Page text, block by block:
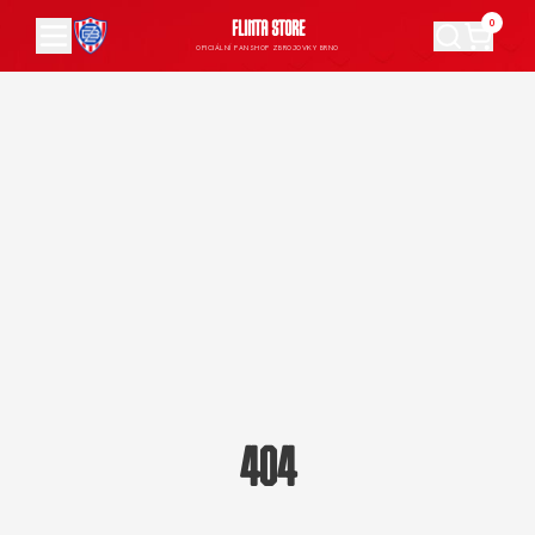
FLINTA STORE
OFICIÁLNÍ FANSHOP ZBROJOVKY BRNO
0
404